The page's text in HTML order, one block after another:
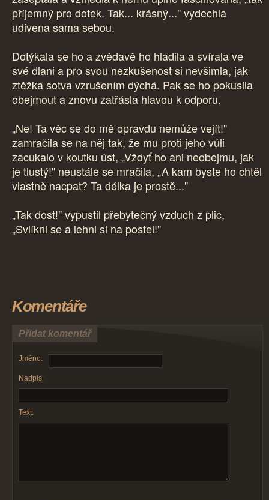
příjemný pro dotek. Tak... krásný..." vydechla
udivena sama sebou.
Dotýkala se ho a zvědavě ho hladila a svírala ve
své dlani a pro svou nezkušenost si nevšimla, jak
ztěžka sotva vzrušením dýchá. Pak se ho pokusila
obejmout a znovu zatřásla hlavou k odporu.
„Ne! Ta věc se do mě opravdu nemůže vejít!"
zamračila se na něj tak, že mu proti jeho vůli
zacukalo v koutku úst, „Vždyť ho ani neobejmu, jak
je tlustý!" neustále se mračila, „A kam byste ho chtěl
vlastně nacpat? Ta délka je prostě..."
„Tak dost!" vypustil přebytečný vzduch z plic,
„Svlíkni se a lehni si na postel!"
Komentáře
Přidat komentář
Jméno:
Nadpis:
Text: